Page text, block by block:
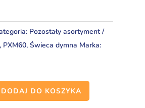
Pozostały asortyment
, PXM60, Świeca dymna Marka:
DODAJ DO KOSZYKA